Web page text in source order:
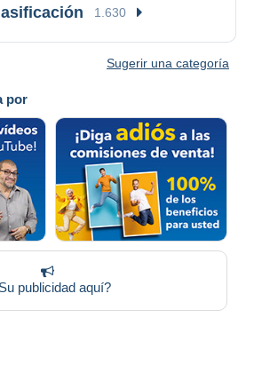
por
publicidad aquí?
1.630
Sugerir una categoría